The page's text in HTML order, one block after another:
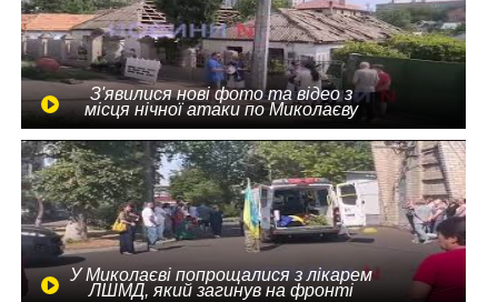
З'явилися нові фото та відео з
місця нічної атаки по Миколаєву
У Миколаєві попрощалися з лікарем
ЛШМД, який загинув на фронті